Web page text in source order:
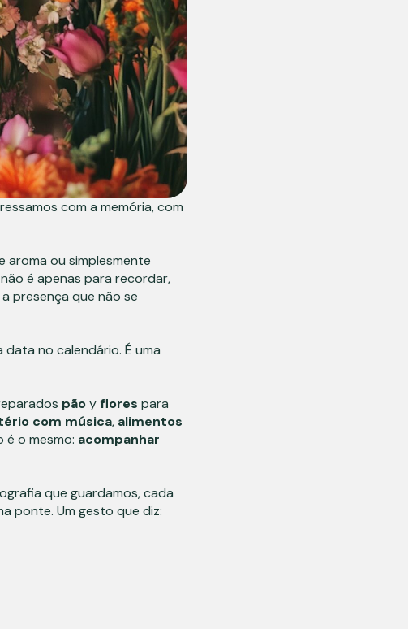
com a memória, com
aroma ou simplesmente
é apenas para recordar,
a presença que não se
no calendário. É uma
pãoyflores para
com música, alimentos
é o mesmo: acompanhar
que guardamos, cada
ponte. Um gesto que diz: